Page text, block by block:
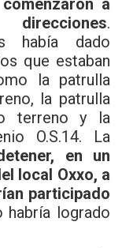
comenzaron a
.
había dado
que estaban
la patrulla
la patrulla
terreno y la
O.S.14. La
en un
local Oxxo, a
participado
habría logrado